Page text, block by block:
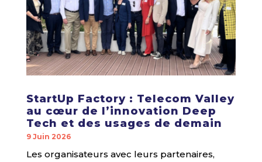
StartUp Factory : Telecom Valley
au cœur de l’innovation Deep
Tech et des usages de demain
9 Juin 2026
Les organisateurs avec leurs partenaires,